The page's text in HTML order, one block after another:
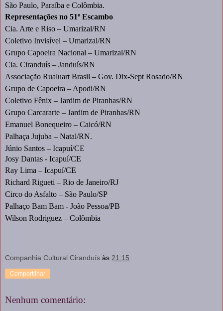
São Paulo, Paraíba e Colômbia.
Representações no 51º Escambo
Cia. Arte e Riso – Umarizal/RN
Coletivo Invisível – Umarizal/RN
Grupo Capoeira Nacional – Umarizal/RN
Cia. Ciranduís – Janduís/RN
Associação Rualuart Brasil – Gov. Dix-Sept Rosado/RN
Grupo de Capoeira – Apodi/RN
Coletivo Fênix – Jardim de Piranhas/RN
Grupo Carcararte – Jardim de Piranhas/RN
Emanuel Bonequeiro – Caicó/RN
Palhaça Jujuba – Natal/RN.
Júnio Santos – Icapuí/CE
Josy Dantas - Icapuí/CE
Ray Lima – Icapuí/CE
Richard Rigueti – Rio de Janeiro/RJ
Circo do Asfalto – São Paulo/SP
Palhaço Bam Bam - João Pessoa/PB
Wilson Rodriguez – Colômbia
Companhia Cultural Ciranduís às 21:15
Compartilhar
Nenhum comentário: